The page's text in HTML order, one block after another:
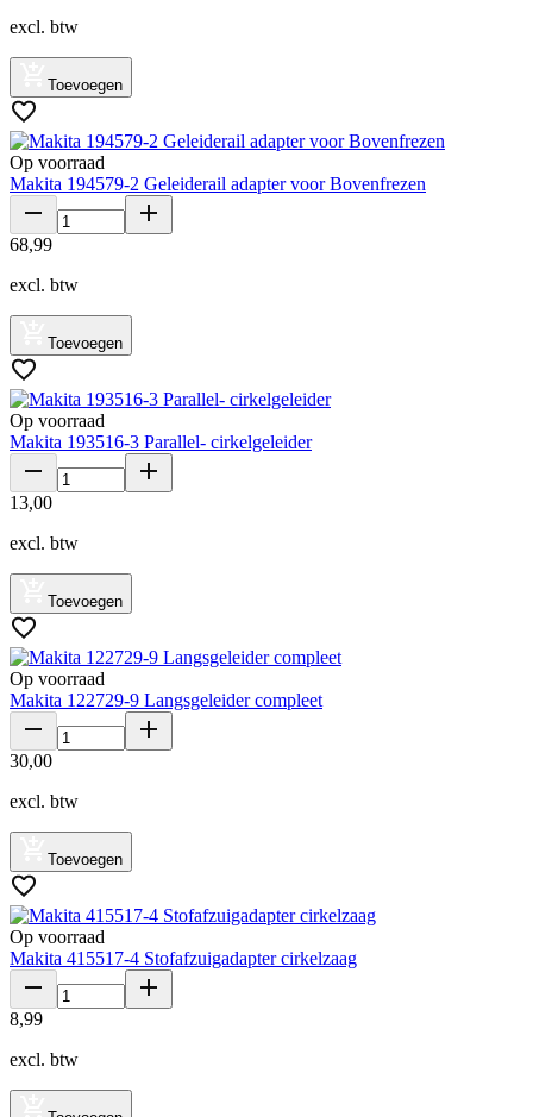
excl. btw
Toevoegen
Op voorraad
Makita 194579-2 Geleiderail adapter voor Bovenfrezen
68,99
excl. btw
Toevoegen
Op voorraad
Makita 193516-3 Parallel- cirkelgeleider
13,00
excl. btw
Toevoegen
Op voorraad
Makita 122729-9 Langsgeleider compleet
30,00
excl. btw
Toevoegen
Op voorraad
Makita 415517-4 Stofafzuigadapter cirkelzaag
8,99
excl. btw